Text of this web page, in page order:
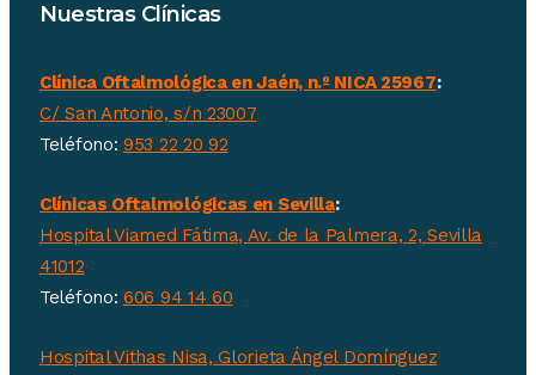
Nuestras Clínicas
Clínica Oftalmológica en Jaén, n.º NICA 25967:
C/ San Antonio, s/n 23007
Teléfono: 953 22 20 92
Clínicas Oftalmológicas en Sevilla:
Hospital Viamed Fátima, Av. de la Palmera, 2, Sevilla
41012
Teléfono: 606 94 14 60
Hospital Vithas Nisa, Glorieta Ángel Domínguez